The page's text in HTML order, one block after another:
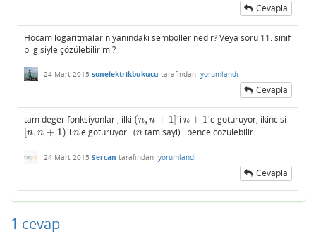
Cevapla
Hocam logaritmaların yanındaki semboller nedir? Veya soru 11. sınıf
bilgisiyle çözülebilir mi?
24 Mart 2015 sonelektrikbukucu tarafından yorumlandı
Cevapla
tam deger fonksiyonlari, ilki (n, n + 1]
(n,n+1 ] 'i n + 1
n+1
'e goturuyor, ikincisi
[n, n + 1)
n,n+ 1) 'i n
n'e goturuyor. (n
n tam sayi).. bence cozulebilir..
24 Mart 2015 Sercan tarafından yorumlandı
Cevapla
1 cevap